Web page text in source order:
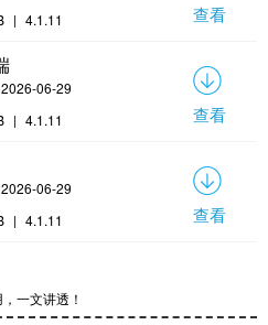
| 4.1.11 查看
2026-06-29
| 4.1.11 查看
2026-06-29
| 4.1.11 查看
一文讲透！